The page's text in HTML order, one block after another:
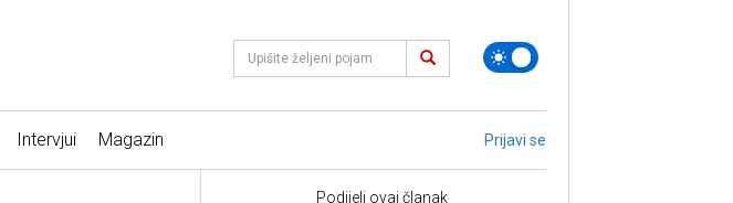
Intervjui Magazin Prijavi se
Podijeli ovaj članak